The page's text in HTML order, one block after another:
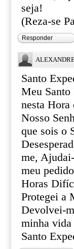
seja!
(Reza-se
Responder
Santo
Meu Santo
nesta
Nosso
que sois o
me,
meu
Horas
Protegei a
Devolvei-
minha vida
Santo